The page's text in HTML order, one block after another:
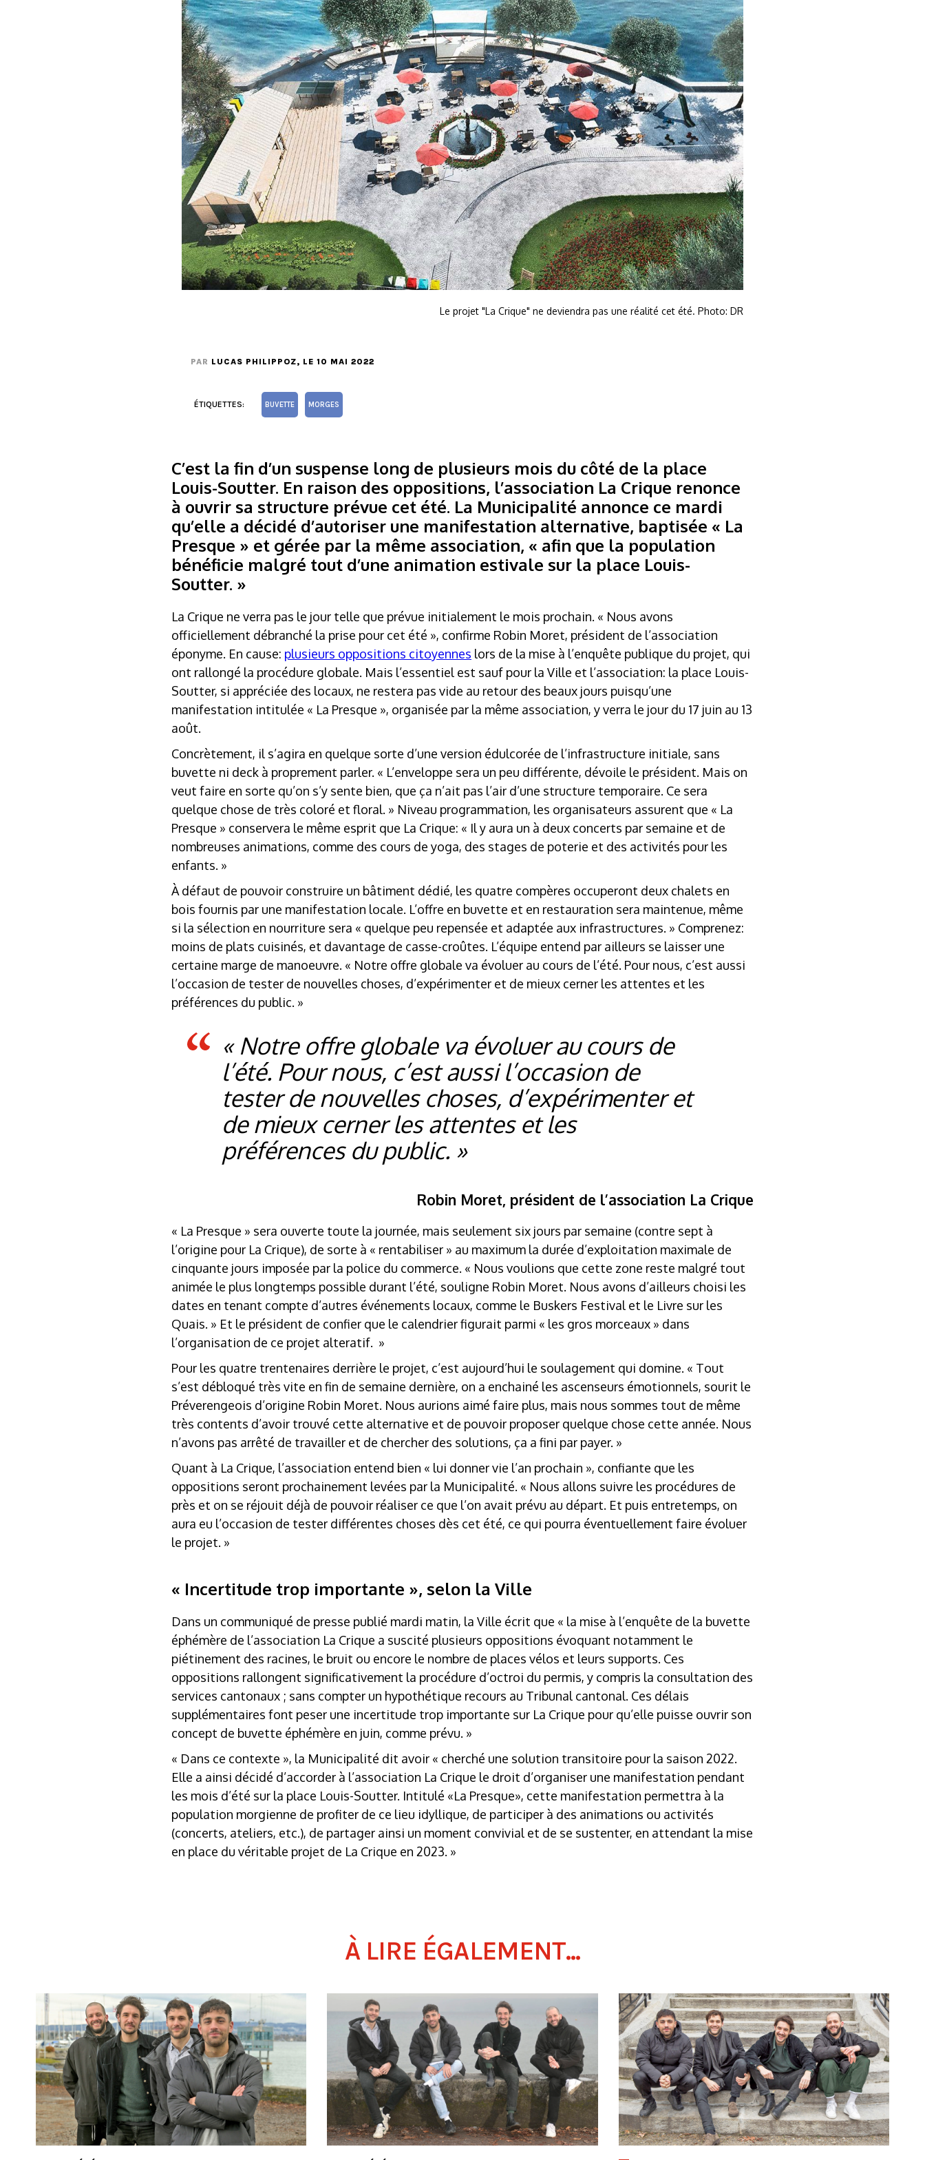
Le projet "La Crique" ne deviendra pas une réalité cet été. Photo: DR
PAR LUCAS PHILIPPOZ, LE 10 MAI 2022
ÉTIQUETTES: BUVETTE MORGES
C’est la fin d’un suspense long de plusieurs mois du côté de la place
Louis-Soutter. En raison des oppositions, l’association La Crique renonce
à ouvrir sa structure prévue cet été. La Municipalité annonce ce mardi
qu’elle a décidé d’autoriser une manifestation alternative, baptisée « La
Presque » et gérée par la même association, « afin que la population
bénéficie malgré tout d’une animation estivale sur la place Louis-
Soutter. »
La Crique ne verra pas le jour telle que prévue initialement le mois prochain. « Nous avons
officiellement débranché la prise pour cet été », confirme Robin Moret, président de l’association
éponyme. En cause: plusieurs oppositions citoyennes lors de la mise à l’enquête publique du projet, qui
ont rallongé la procédure globale. Mais l’essentiel est sauf pour la Ville et l’association: la place Louis-
Soutter, si appréciée des locaux, ne restera pas vide au retour des beaux jours puisqu’une
manifestation intitulée « La Presque », organisée par la même association, y verra le jour du 17 juin au 13
août.
Concrètement, il s’agira en quelque sorte d’une version édulcorée de l’infrastructure initiale, sans
buvette ni deck à proprement parler. « L’enveloppe sera un peu différente, dévoile le président. Mais on
veut faire en sorte qu’on s’y sente bien, que ça n’ait pas l’air d’une structure temporaire. Ce sera
quelque chose de très coloré et floral. » Niveau programmation, les organisateurs assurent que « La
Presque » conservera le même esprit que La Crique: « Il y aura un à deux concerts par semaine et de
nombreuses animations, comme des cours de yoga, des stages de poterie et des activités pour les
enfants. »
À défaut de pouvoir construire un bâtiment dédié, les quatre compères occuperont deux chalets en
bois fournis par une manifestation locale. L’offre en buvette et en restauration sera maintenue, même
si la sélection en nourriture sera « quelque peu repensée et adaptée aux infrastructures. » Comprenez:
moins de plats cuisinés, et davantage de casse-croûtes. L’équipe entend par ailleurs se laisser une
certaine marge de manoeuvre. « Notre offre globale va évoluer au cours de l’été. Pour nous, c’est aussi
l’occasion de tester de nouvelles choses, d’expérimenter et de mieux cerner les attentes et les
préférences du public. »
« Notre offre globale va évoluer au cours de
l’été. Pour nous, c’est aussi l’occasion de
tester de nouvelles choses, d’expérimenter et
de mieux cerner les attentes et les
préférences du public. »
Robin Moret, président de l’association La Crique
« La Presque » sera ouverte toute la journée, mais seulement six jours par semaine (contre sept à
l’origine pour La Crique), de sorte à « rentabiliser » au maximum la durée d’exploitation maximale de
cinquante jours imposée par la police du commerce. « Nous voulions que cette zone reste malgré tout
animée le plus longtemps possible durant l’été, souligne Robin Moret. Nous avons d’ailleurs choisi les
dates en tenant compte d’autres événements locaux, comme le Buskers Festival et le Livre sur les
Quais. » Et le président de confier que le calendrier figurait parmi « les gros morceaux » dans
l’organisation de ce projet alteratif. »
Pour les quatre trentenaires derrière le projet, c’est aujourd’hui le soulagement qui domine. « Tout
s’est débloqué très vite en fin de semaine dernière, on a enchainé les ascenseurs émotionnels, sourit le
Préverengeois d’origine Robin Moret. Nous aurions aimé faire plus, mais nous sommes tout de même
très contents d’avoir trouvé cette alternative et de pouvoir proposer quelque chose cette année. Nous
n’avons pas arrêté de travailler et de chercher des solutions, ça a fini par payer. »
Quant à La Crique, l’association entend bien « lui donner vie l’an prochain », confiante que les
oppositions seront prochainement levées par la Municipalité. « Nous allons suivre les procédures de
près et on se réjouit déjà de pouvoir réaliser ce que l’on avait prévu au départ. Et puis entretemps, on
aura eu l’occasion de tester différentes choses dès cet été, ce qui pourra éventuellement faire évoluer
le projet. »
« Incertitude trop importante », selon la Ville
Dans un communiqué de presse publié mardi matin, la Ville écrit que « la mise à l’enquête de la buvette
éphémère de l’association La Crique a suscité plusieurs oppositions évoquant notamment le
piétinement des racines, le bruit ou encore le nombre de places vélos et leurs supports. Ces
oppositions rallongent significativement la procédure d’octroi du permis, y compris la consultation des
services cantonaux ; sans compter un hypothétique recours au Tribunal cantonal. Ces délais
supplémentaires font peser une incertitude trop importante sur La Crique pour qu’elle puisse ouvrir son
concept de buvette éphémère en juin, comme prévu. »
« Dans ce contexte », la Municipalité dit avoir « cherché une solution transitoire pour la saison 2022.
Elle a ainsi décidé d’accorder à l’association La Crique le droit d’organiser une manifestation pendant
les mois d’été sur la place Louis-Soutter. Intitulé «La Presque», cette manifestation permettra à la
population morgienne de profiter de ce lieu idyllique, de participer à des animations ou activités
(concerts, ateliers, etc.), de partager ainsi un moment convivial et de se sustenter, en attendant la mise
en place du véritable projet de La Crique en 2023. »
À LIRE ÉGALEMENT...